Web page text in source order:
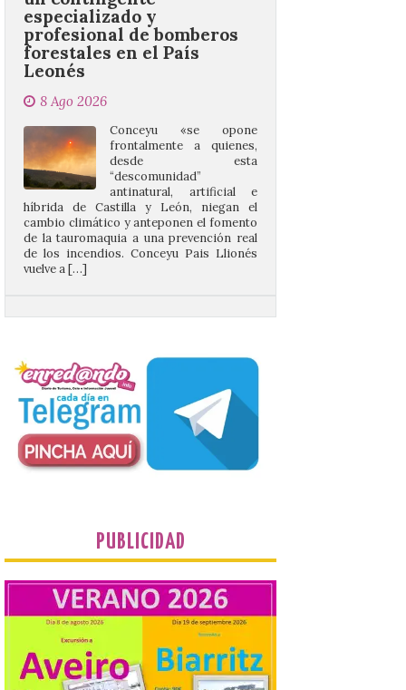
Leonés
8 Ago 2026
antinatural, artificial e
híbrida de Castilla y León, niegan el
cambio climático y anteponen el fomento
de la tauromaquia a una prevención real
de los incendios. Conceyu Pais Llionés
vuelve a […]
Santander aconseja acudir
vehículo privado para el
8 Ago 2026
El TUS cuenta con líneas
que llegan a la zona en
puntos como el faro de
Cabo Mayor, Cueto,
Corbanera o Ciriego y
reforzará la movilidad con un servicio
Turismo de Extremadura
impulsa nuevas
iniciativas relacionadas
con el trío de eclipses para
afianzar a Extremadura
como referente en
astroturismo
PUBLICIDAD